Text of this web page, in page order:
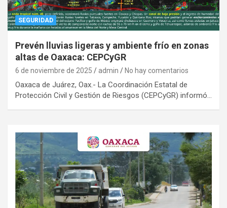
SEGURIDAD
Prevén lluvias ligeras y ambiente frío en zonas
altas de Oaxaca: CEPCyGR
6 de noviembre de 2025 admin No hay comentarios
Oaxaca de Juárez, Oax.- La Coordinación Estatal de
Protección Civil y Gestión de Riesgos (CEPCyGR) informó…